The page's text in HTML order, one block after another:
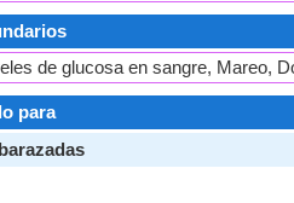
de glucosa en sangre, Mareo,
para